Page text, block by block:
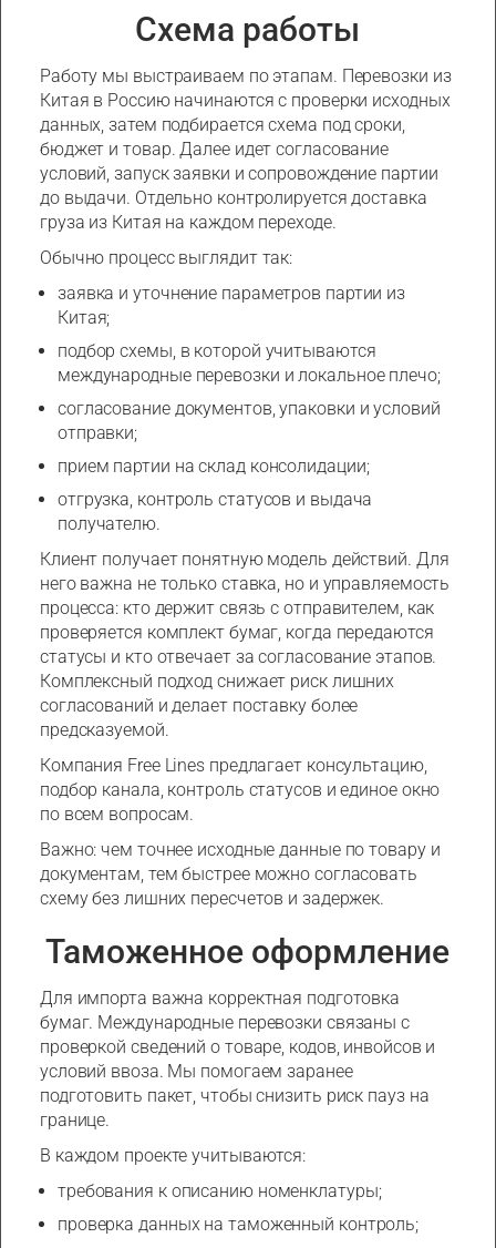
Схема работы
Работу мы выстраиваем по этапам. Перевозки из
Китая в Россию начинаются с проверки исходных
данных, затем подбирается схема под сроки,
бюджет и товар. Далее идет согласование
условий, запуск заявки и сопровождение партии
до выдачи. Отдельно контролируется доставка
груза из Китая на каждом переходе.
Обычно процесс выглядит так:
заявка и уточнение параметров партии из
Китая;
подбор схемы, в которой учитываются
международные перевозки и локальное плечо;
согласование документов, упаковки и условий
отправки;
прием партии на склад консолидации;
отгрузка, контроль статусов и выдача
получателю.
Клиент получает понятную модель действий. Для
него важна не только ставка, но и управляемость
процесса: кто держит связь с отправителем, как
проверяется комплект бумаг, когда передаются
статусы и кто отвечает за согласование этапов.
Комплексный подход снижает риск лишних
согласований и делает поставку более
предсказуемой.
Компания Free Lines предлагает консультацию,
подбор канала, контроль статусов и единое окно
по всем вопросам.
Важно: чем точнее исходные данные по товару и
документам, тем быстрее можно согласовать
схему без лишних пересчетов и задержек.
Таможенное оформление
Для импорта важна корректная подготовка
бумаг. Международные перевозки связаны с
проверкой сведений о товаре, кодов, инвойсов и
условий ввоза. Мы помогаем заранее
подготовить пакет, чтобы снизить риск пауз на
границе.
В каждом проекте учитываются:
требования к описанию номенклатуры;
проверка данных на таможенный контроль;